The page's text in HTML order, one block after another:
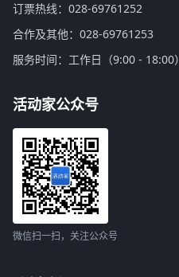
订票热线：028-69761252
合作及其他：028-69761253
服务时间：工作日（9:00 - 18:00）
活动家公众号
微信扫一扫，关注公众号